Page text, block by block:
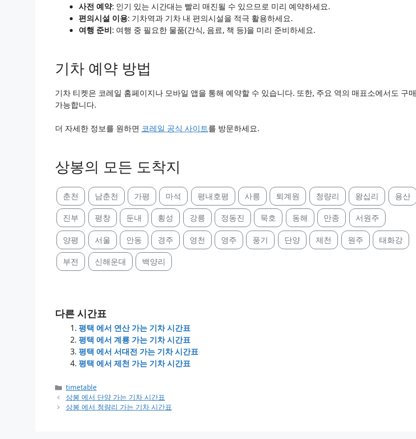
사전 예약: 인기 있는 시간대는 빨리 매진될 수 있으므로 미리 예약하세요.
편의시설 이용: 기차역과 기차 내 편의시설을 적극 활용하세요.
여행 준비: 여행 중 필요한 물품(간식, 음료, 책 등)을 미리 준비하세요.
기차 예약 방법
기차 티켓은 코레일 홈페이지나 모바일 앱을 통해 예약할 수 있습니다. 또한, 주요 역의 매표소에서도 구매
가능합니다.
더 자세한 정보를 원하면 코레일 공식 사이트를 방문하세요.
상봉의 모든 도착지
춘천 남춘천 가평 마석 평내호평 사릉 퇴계원 청량리 왕십리 용산
진부 평창 둔내 횡성 강릉 정동진 묵호 동해 만종 서원주
양평 서울 안동 경주 영천 영주 풍기 단양 제천 원주 태화강
부전 신해운대 백양리
다른 시간표
평택 에서 연산 가는 기차 시간표
평택 에서 계룡 가는 기차 시간표
평택 에서 서대전 가는 기차 시간표
평택 에서 제천 가는 기차 시간표
Categories
timetable
상봉 에서 단양 가는 기차 시간표
상봉 에서 청량리 가는 기차 시간표